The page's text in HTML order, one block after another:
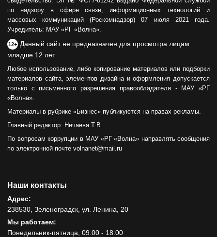
по надзору в сфере связи, информационных технологий и
массовых коммуникаций (Роскомнадзор) 07 июля 2021 года.
Учредитель: МАУ «РГ «Волна».
12+ Данный сайт не предназначен для просмотра лицам
младше 12 лет.
Любое использование, либо копирование материалов или подборки
материалов сайта, элементов дизайна и оформления допускается
только с письменного разрешения правообладателя - МАУ «РГ
«Волна».
Материалы в рубрике «Бизнес» публикуются на правах рекламы.
Главный редактор: Нечаева Т.В.
По вопросам коррупции в МАУ «РГ «Волна» направлять сообщения
по электронной почте volnanet@mail.ru
Наши контакты
Адрес:
238530, Зеленоградск, ул. Ленина, 20
Мы работаем:
Понедельник-пятница, 09:00 - 18:00